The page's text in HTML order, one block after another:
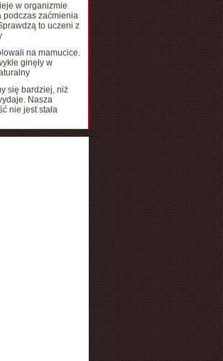
w organizmie
podczas zaćmienia
to uczeni z
na mamucice.
ginęły w
się bardziej, niż
Nasza
nie jest stała